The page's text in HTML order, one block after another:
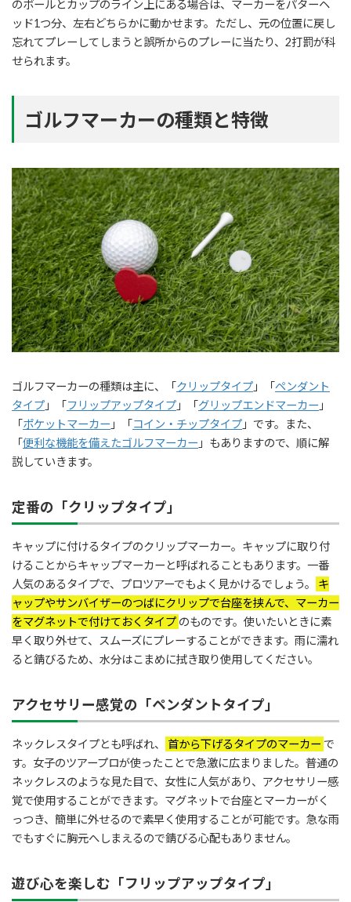
のボールとカップのライン上にある場合は、マーカーをパターヘ
ッド1つ分、左右どちらかに動かせます。ただし、元の位置に戻し
忘れてプレーしてしまうと誤所からのプレーに当たり、2打罰が科
せられます。
ゴルフマーカーの種類と特徴
ゴルフマーカーの種類は主に、「クリップタイプ 」「ペンダント
タイプ 」「フリップアップタイプ 」「グリップエンドマーカー 」
「ポケットマーカー 」「コイン・チップタイプ 」です。また、
「便利な機能を備えたゴルフマーカー 」もありますので、順に解
説していきます。
定番の「クリップタイプ」
キャップに付けるタイプのクリップマーカー。キャップに取り付
けることからキャップマーカーと呼ばれることもあります。一番
人気のあるタイプで、プロツアーでもよく見かけるでしょう。
キ
ャップやサンバイザーのつばにクリップで台座を挟んで、マーカー
をマグネットで付けておくタイプ のものです。使いたいときに素
早く取り外せて、スムーズにプレーすることができます。雨に濡れ
ると錆びるため、水分はこまめに拭き取り使用してください。
アクセサリー感覚の「ペンダントタイプ」
ネックレスタイプとも呼ばれ、 首から下げるタイプのマーカー で
す。女子のツアープロが使ったことで急激に広まりました。普通の
ネックレスのような見た目で、女性に人気があり、アクセサリー感
覚で使用することができます。マグネットで台座とマーカーがく
っつき、簡単に外せるので素早く使用することが可能です。急な雨
でもすぐに胸元へしまえるので錆びる心配もありません。
遊び心を楽しむ「フリップアップタイプ」